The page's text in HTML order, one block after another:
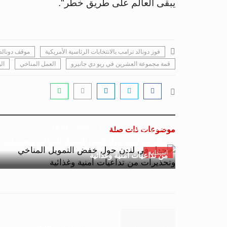
يبقى العالم على طريق خطر".
فوز دونالد ترامب بالانتخابات الرئاسية الأمريكية موقف
قمة مجموعة العشرين في ريو دي جانيرو
العمل المناخي
موضوعات ذات صلة
استدامة
جسور بوست 07 فبراير 2026 - 14:31
من تداعيات أمنية وغذائية